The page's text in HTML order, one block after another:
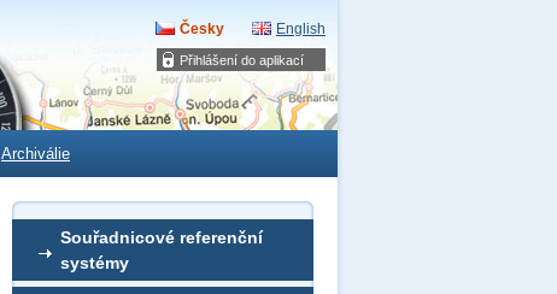
Přihlášení do aplikací
Česky English
Archiválie
Souřadnicové referenční
systémy